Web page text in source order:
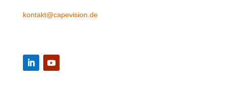
kontakt@capevision.de